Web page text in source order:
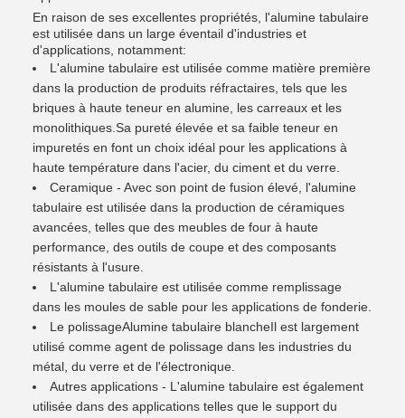
En raison de ses excellentes propriétés, l'alumine tabulaire
est utilisée dans un large éventail d'industries et
d'applications, notamment:
L'alumine tabulaire est utilisée comme matière première
dans la production de produits réfractaires, tels que les
briques à haute teneur en alumine, les carreaux et les
monolithiques.Sa pureté élevée et sa faible teneur en
impuretés en font un choix idéal pour les applications à
haute température dans l'acier, du ciment et du verre.
Ceramique - Avec son point de fusion élevé, l'alumine
tabulaire est utilisée dans la production de céramiques
avancées, telles que des meubles de four à haute
performance, des outils de coupe et des composants
résistants à l'usure.
L'alumine tabulaire est utilisée comme remplissage
dans les moules de sable pour les applications de fonderie.
Le polissageAlumine tabulaire blancheIl est largement
utilisé comme agent de polissage dans les industries du
métal, du verre et de l'électronique.
Autres applications - L'alumine tabulaire est également
utilisée dans des applications telles que le support du